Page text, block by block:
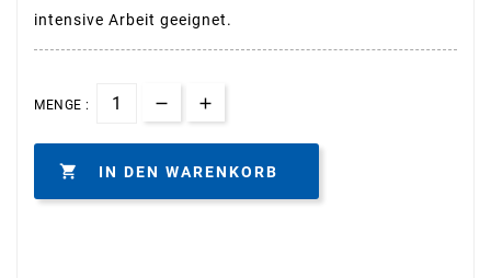
intensive Arbeit geeignet.
MENGE :
 IN DEN WARENKORB